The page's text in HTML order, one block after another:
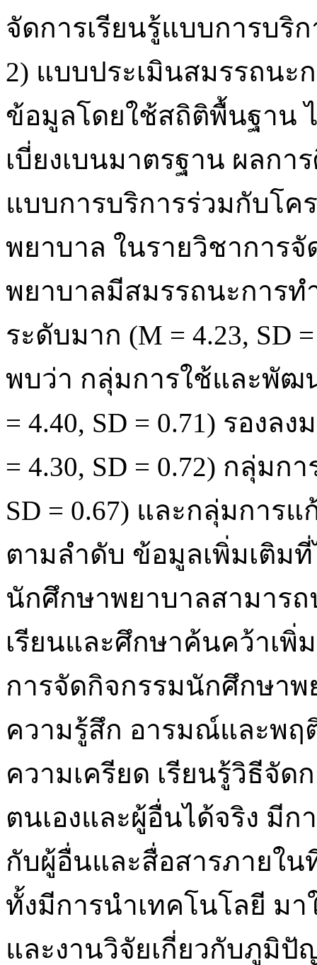
จัดการเรียนรู้แบบการบริ
2) แบบประเมินสมรรถนะ
ข้อมูลโดยใช้สถิติพื้นฐาน
เบี่ยงเบนมาตรฐาน ผลกา
แบบการบริการร่วมกับโค
พยาบาล ในรายวิชาการ
พยาบาลมีสมรรถนะการท
ระดับมาก (M = 4.23, SD
พบว่า กลุ่มการใช้และพัฒ
= 4.40, SD = 0.71) รองล
= 4.30, SD = 0.72) กลุ่มก
SD = 0.67) และกลุ่มการแ
ตามลำดับ ข้อมูลเพิ่มเติม
นักศึกษาพยาบาลสามารถ
เรียนและศึกษาค้นคว้าเพิ่
การจัดกิจกรรมนักศึกษา
ความรู้สึก อารมณ์และพฤ
ความเครียด เรียนรู้วิธีจั
ตนเองและผู้อื่นได้จริง มีก
กับผู้อื่นและสื่อสารภายใ
ทั้งมีการนำเทคโนโลยี ม
และงานวิจัยเกี่ยวกับภูมิ